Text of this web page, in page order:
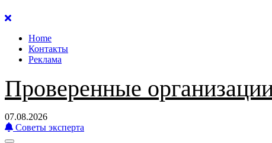
Перейти
содержанию
Home
Контакты
Реклама
Проверенные
07.08.2026
Советы эксперта